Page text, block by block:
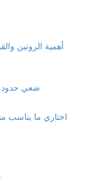
أهمية الروتين
ضعي حدود
اختاري ما يناسب